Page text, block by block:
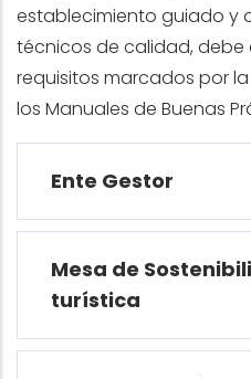
establecimiento guiado y
técnicos de calidad, debe
requisitos marcados por
los Manuales de Buenas
Ente Gestor
Mesa de
turística